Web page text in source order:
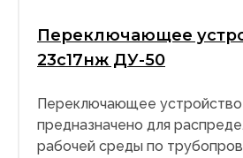
Переключающее
23с17нж ДУ-50
Переключающее устройство
предназначено для
рабочей среды по